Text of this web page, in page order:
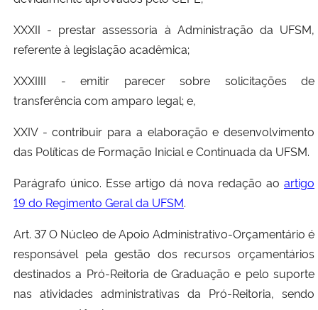
XXXII - prestar assessoria à Administração da UFSM,
referente à legislação acadêmica;
XXXIIII - emitir parecer sobre solicitações de
transferência com amparo legal; e,
XXIV - contribuir para a elaboração e desenvolvimento
das Políticas de Formação Inicial e Continuada da UFSM.
Parágrafo único. Esse artigo dá nova redação ao artigo
19 do Regimento Geral da UFSM.
Art. 37 O Núcleo de Apoio Administrativo-Orçamentário é
responsável pela gestão dos recursos orçamentários
destinados a Pró-Reitoria de Graduação e pelo suporte
nas atividades administrativas da Pró-Reitoria, sendo